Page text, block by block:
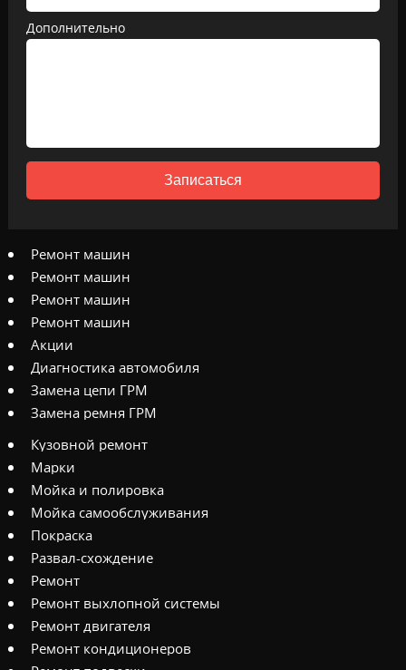
Дополнительно
Записаться
Ремонт машин
Ремонт машин
Ремонт машин
Ремонт машин
Акции
Диагностика автомобиля
Замена цепи ГРМ
Замена ремня ГРМ
Кузовной ремонт
Марки
Мойка и полировка
Мойка самообслуживания
Покраска
Развал-схождение
Ремонт
Ремонт выхлопной системы
Ремонт двигателя
Ремонт кондиционеров